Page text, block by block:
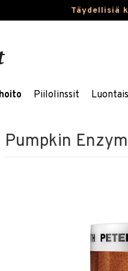
Täydellisiä
Piilolinssit
Pumpkin